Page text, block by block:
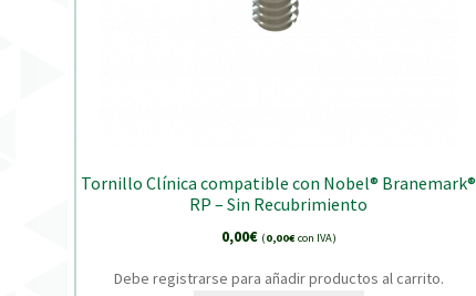
Tornillo Clínica compatible con Nobel® Branemark®
RP – Sin Recubrimiento
0,00€ (0,00€con IVA)
Debe registrarse para añadir productos al carrito.